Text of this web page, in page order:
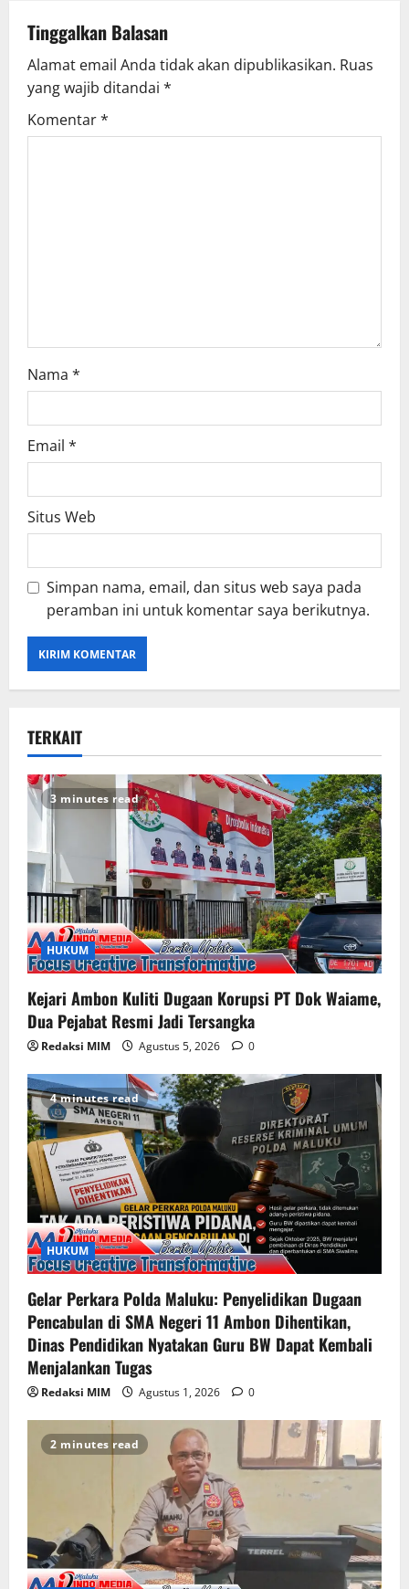
Tinggalkan Balasan
Alamat email Anda tidak akan dipublikasikan. Ruas
yang wajib ditandai *
Komentar*
Nama *
Email *
Situs Web
Simpan nama, email, dan situs web saya pada
peramban ini untuk komentar saya berikutnya.
TERKAIT
3 minutes read
HUKUM
Kejari Ambon Kuliti Dugaan Korupsi PT Dok Waiame,
Dua Pejabat Resmi Jadi Tersangka
Redaksi MIM Agustus 5, 2026 0
4 minutes read
HUKUM
Gelar Perkara Polda Maluku: Penyelidikan Dugaan
Pencabulan di SMA Negeri 11 Ambon Dihentikan,
Dinas Pendidikan Nyatakan Guru BW Dapat Kembali
Menjalankan Tugas
Redaksi MIM Agustus 1, 2026 0
2 minutes read